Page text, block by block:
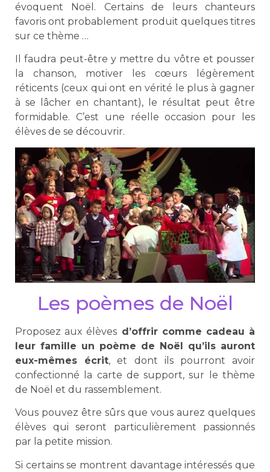
évoquent Noël. Certains de leurs chanteurs
favoris ont probablement produit quelques titres
sur ce thème …
Il faudra peut-être y mettre du vôtre et pousser
la chanson, motiver les cœurs légèrement
réticents (ceux qui ont en vérité le plus à gagner
à se lâcher en chantant), le résultat peut être
formidable. C’est une réelle occasion pour les
élèves de se découvrir.
Les poèmes de Noël
Proposez aux élèves d’offrir comme cadeau à
leur famille un poème de Noël qu’ils auront
eux-mêmes écrit, et dont ils pourront avoir
confectionné la carte de support, sur le thème
de Noël et du rassemblement.
Vous pouvez être sûrs que vous aurez quelques
élèves qui seront particulièrement passionnés
par la petite mission.
Si certains se montrent davantage intéressés que